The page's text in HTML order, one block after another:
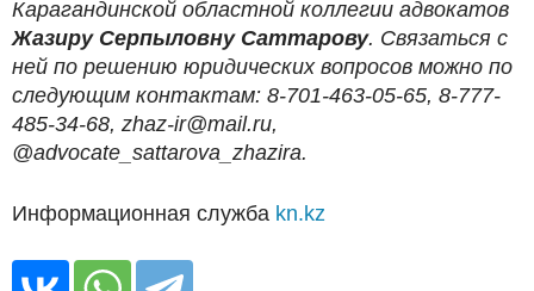
Карагандинской областной коллегии адвокатов
Жазиру Серпыловну Саттарову. Связаться с
ней по решению юридических вопросов можно по
следующим контактам: 8-701-463-05-65, 8-777-
485-34-68, zhaz-ir@mail.ru,
@advocate_sattarova_zhazira.
Информационная служба kn.kz